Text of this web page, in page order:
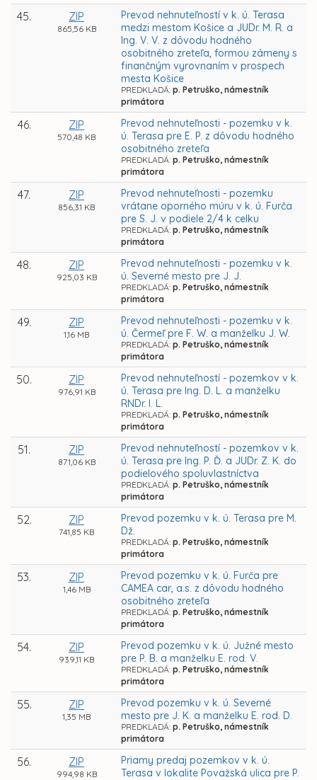
45. ZIP
865,56 KB
Prevod nehnuteľností v k. ú. Terasa
medzi mestom Košice a JUDr. M. R. a
Ing. V. V. z dôvodu hodného
osobitného zreteľa, formou zámeny s
finančným vyrovnaním v prospech
mesta Košice
PREDKLADÁ: p. Petruško, námestník
primátora
46. ZIP
570,48 KB
Prevod nehnuteľnosti - pozemku v k.
ú. Terasa pre E. P. z dôvodu hodného
osobitného zreteľa
PREDKLADÁ: p. Petruško, námestník
primátora
47. ZIP
856,31 KB
Prevod nehnuteľnosti - pozemku
vrátane oporného múru v k. ú. Furča
pre S. J. v podiele 2/4 k celku
PREDKLADÁ: p. Petruško, námestník
primátora
48. ZIP
925,03 KB
Prevod nehnuteľnosti - pozemku v k.
ú. Severné mesto pre J. J.
PREDKLADÁ: p. Petruško, námestník
primátora
49. ZIP
1,16 MB
Prevod nehnuteľnosti - pozemku v k.
ú. Čermeľ pre F. W. a manželku J. W.
PREDKLADÁ: p. Petruško, námestník
primátora
50. ZIP
976,91 KB
Prevod nehnuteľností - pozemkov v k.
ú. Terasa pre Ing. D. L. a manželku
RNDr. I. L.
PREDKLADÁ: p. Petruško, námestník
primátora
51. ZIP
871,06 KB
Prevod nehnuteľností - pozemkov v k.
ú. Terasa pre Ing. P. Ď. a JUDr. Z. K. do
podielového spoluvlastníctva
PREDKLADÁ: p. Petruško, námestník
primátora
52. ZIP
741,85 KB
Prevod pozemku v k. ú. Terasa pre M.
Dž.
PREDKLADÁ: p. Petruško, námestník
primátora
53. ZIP
1,46 MB
Prevod pozemku v k. ú. Furča pre
CAMEA car, a.s. z dôvodu hodného
osobitného zreteľa
PREDKLADÁ: p. Petruško, námestník
primátora
54. ZIP
939,11 KB
Prevod pozemku v k. ú. Južné mesto
pre P. B. a manželku E. rod. V.
PREDKLADÁ: p. Petruško, námestník
primátora
55. ZIP
1,35 MB
Prevod pozemku v k. ú. Severné
mesto pre J. K. a manželku E. rod. D.
PREDKLADÁ: p. Petruško, námestník
primátora
56. ZIP
994,98 KB
Priamy predaj pozemkov v k. ú.
Terasa v lokalite Považská ulica pre P.